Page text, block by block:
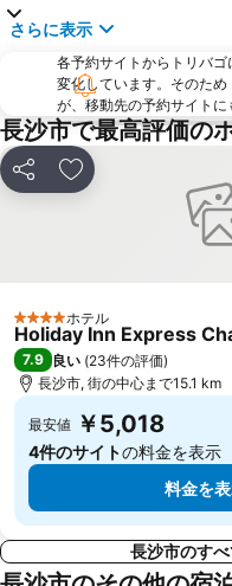
さらに表示
各予約サイトからトリバ
変化しています。そのた
が、移動先の予約サイトに
長沙市で最高評価の
シェア お気に入りに追加
4 ホテルのランク
ホテル
Holiday Inn Express
7.9 良い (23件の評価)
長沙市, 街の中心まで15.1 km
最安値 ￥5,018
4件のサイトの料金を表示
料金を
長沙市のす